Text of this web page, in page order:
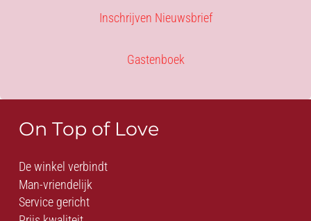
Inschrijven Nieuwsbrief
Gastenboek
On Top of Love
De winkel verbindt
Man-vriendelijk
Service gericht